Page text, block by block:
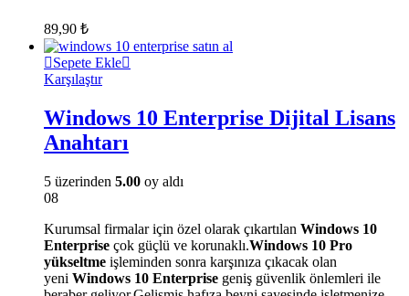
89,90 ₺
Sepete Ekle
Karşılaştır
Windows 10 Enterprise Dijital Lisans
Anahtarı
5 üzerinden 5.00 oy aldı
08
Kurumsal firmalar için özel olarak çıkartılan Windows 10
Enterprise çok güçlü ve korunaklı.Windows 10 Pro
yükseltme işleminden sonra karşınıza çıkacak olan
yeni Windows 10 Enterprise geniş güvenlik önlemleri ile